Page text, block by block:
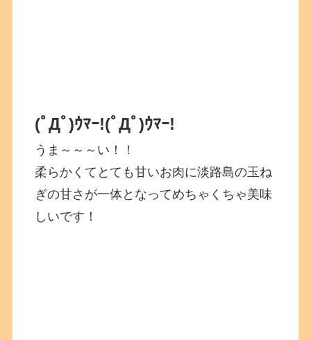
(ﾟДﾟ)ｳﾏｰ!(ﾟДﾟ)ｳﾏｰ!
うま～～～い！！
柔らかくてとても甘いお肉に淡路島の玉ね
ぎの甘さが一体となってめちゃくちゃ美味
しいです！